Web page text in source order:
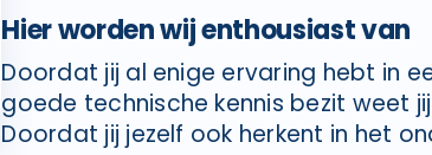
Hier worden wij enthousiast van
Doordat jij al enige ervaring hebt in
goede technische kennis bezit weet
Doordat jij jezelf ook herkent in het